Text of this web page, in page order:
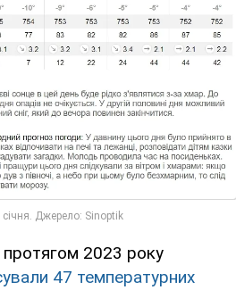
протягом 2023 року
47 температурних